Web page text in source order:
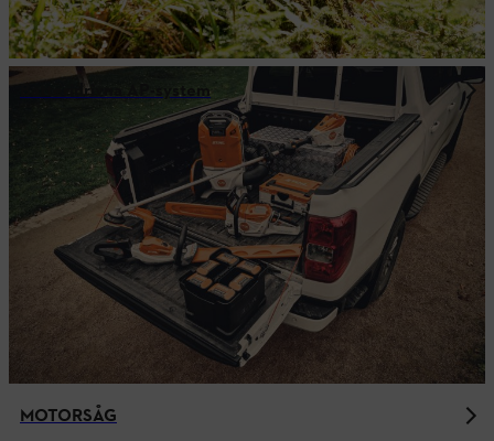
Batteridrivna AP-system
MOTORSÅG